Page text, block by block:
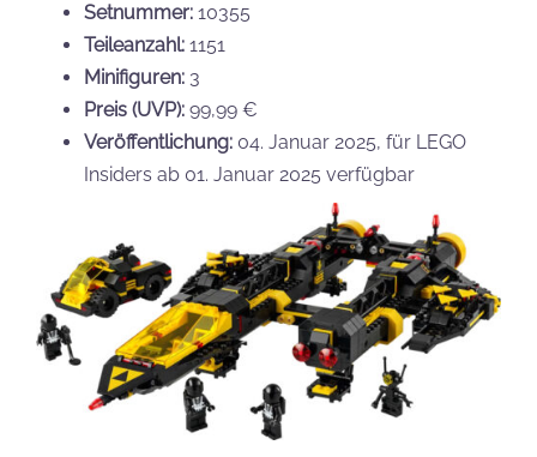
Setnummer: 10355
Teileanzahl: 1151
Minifiguren: 3
Preis (UVP): 99,99 €
Veröffentlichung: 04. Januar 2025, für LEGO
Insiders ab 01. Januar 2025 verfügbar